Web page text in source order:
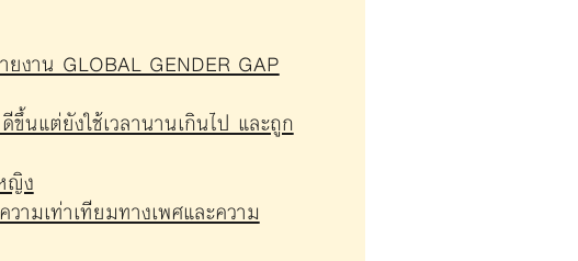
งาน GLOBAL GENDER GAP
นแต่ยังใช้เวลานานเกินไป และถูก
ญิง
ามเท่าเทียมทางเพศและความ